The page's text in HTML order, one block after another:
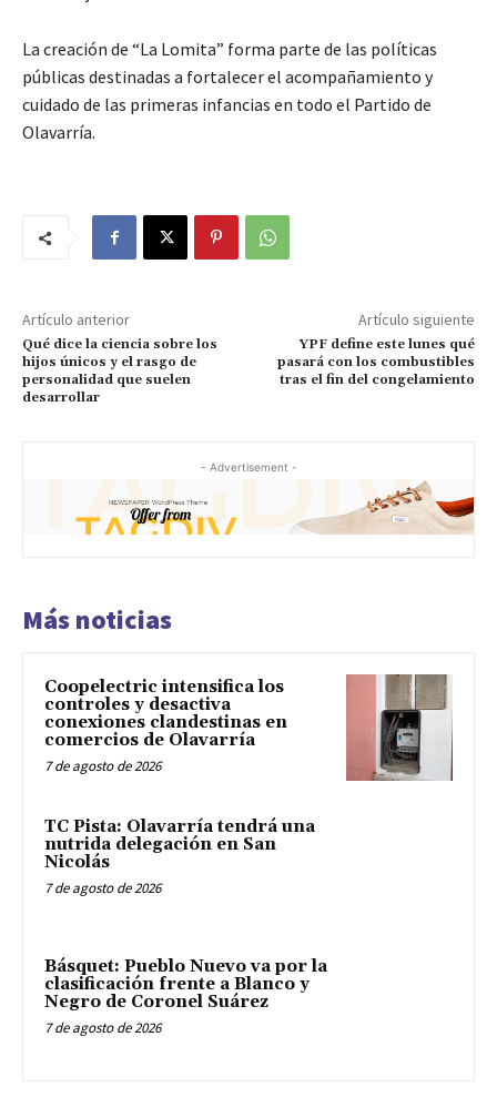
La creación de “La Lomita” forma parte de las políticas
públicas destinadas a fortalecer el acompañamiento y
cuidado de las primeras infancias en todo el Partido de
Olavarría.
Artículo anterior
Qué dice la ciencia sobre los
hijos únicos y el rasgo de
personalidad que suelen
desarrollar
Artículo siguiente
YPF define este lunes qué
pasará con los combustibles
tras el fin del congelamiento
- Advertisement -
Más noticias
Coopelectric intensifica los
controles y desactiva
conexiones clandestinas en
comercios de Olavarría
7 de agosto de 2026
TC Pista: Olavarría tendrá una
nutrida delegación en San
Nicolás
7 de agosto de 2026
Básquet: Pueblo Nuevo va por la
clasificación frente a Blanco y
Negro de Coronel Suárez
7 de agosto de 2026